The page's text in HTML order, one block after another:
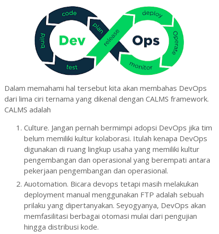
Dalam memahami hal tersebut kita akan membahas DevOps
dari lima ciri ternama yang dikenal dengan CALMS framework.
CALMS adalah
Culture. Jangan pernah bermimpi adopsi DevOps jika tim
belum memiliki kultur kolaborasi. Itulah kenapa DevOps
digunakan di ruang lingkup usaha yang memiliki kultur
pengembangan dan operasional yang berempati antara
pekerjaan pengembangan dan operasional.
Auotomation. Bicara devops tetapi masih melakukan
deployment manual menggunakan FTP adalah sebuah
prilaku yang dipertanyakan. Seyogyanya, DevOps akan
memfasilitasi berbagai otomasi mulai dari pengujian
hingga distribusi kode.